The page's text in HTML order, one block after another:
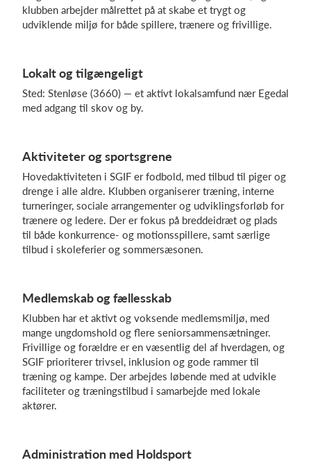
klubben arbejder målrettet på at skabe et trygt og
udviklende miljø for både spillere, trænere og frivillige.
Lokalt og tilgængeligt
Sted: Stenløse (3660) — et aktivt lokalsamfund nær Egedal
med adgang til skov og by.
Aktiviteter og sportsgrene
Hovedaktiviteten i SGIF er fodbold, med tilbud til piger og
drenge i alle aldre. Klubben organiserer træning, interne
turneringer, sociale arrangementer og udviklingsforløb for
trænere og ledere. Der er fokus på breddeidræt og plads
til både konkurrence- og motionsspillere, samt særlige
tilbud i skoleferier og sommersæsonen.
Medlemskab og fællesskab
Klubben har et aktivt og voksende medlemsmiljø, med
mange ungdomshold og flere seniorsammensætninger.
Frivillige og forældre er en væsentlig del af hverdagen, og
SGIF prioriterer trivsel, inklusion og gode rammer til
træning og kampe. Der arbejdes løbende med at udvikle
faciliteter og træningstilbud i samarbejde med lokale
aktører.
Administration med Holdsport